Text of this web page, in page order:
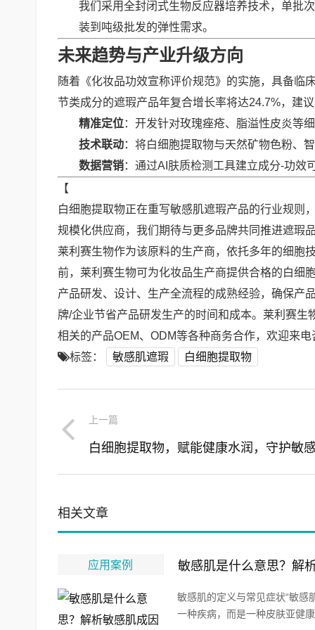
我们采用全封闭式生物反应器培养技术，单批
装到吨级批发的弹性需求。
未来趋势与产业升级方向
随着《化妆品功效宣称评价规范》的实施，具备临
节类成分的遮瑕产品年复合增长率将达24.7%，建
精准定位：开发针对玫瑰痤疮、脂溢性皮炎等
技术联动：将白细胞提取物与天然矿物色粉、
数据营销：通过AI肤质检测工具建立成分-功效
【
白细胞提取物正在重写敏感肌遮瑕产品的行业规则
规模化供应商，我们期待与更多品牌共同推进遮瑕
莱利赛生物作为该原料的生产商，依托多年的细胞
前，莱利赛生物可为化妆品生产商提供合格的白细
产品研发、设计、生产全流程的成熟经验，确保产
牌/企业节省产品研发生产的时间和成本。莱利赛
相关的产品OEM、ODM等各种商务合作，欢迎来
标签：
敏感肌遮瑕 白细胞提取物
上一篇
相关文章
应用案例 敏感肌是什么意思？解
敏感肌的定义与常见症状“敏感
一种疾病，而是一种皮肤亚健